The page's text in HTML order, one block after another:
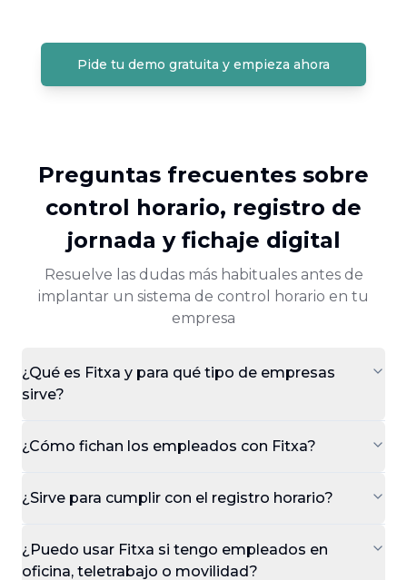
Pide tu demo gratuita y empieza ahora
Preguntas frecuentes sobre
control horario, registro de
jornada y fichaje digital
Resuelve las dudas más habituales antes de
implantar un sistema de control horario en tu
empresa
¿Qué es Fitxa y para qué tipo de empresas
sirve?
¿Cómo fichan los empleados con Fitxa?
¿Sirve para cumplir con el registro horario?
¿Puedo usar Fitxa si tengo empleados en
oficina, teletrabajo o movilidad?